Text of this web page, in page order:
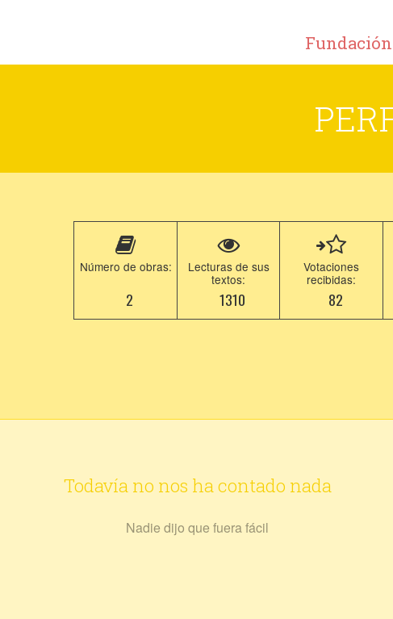
Número de obras:
2
Lecturas de sus
textos:
1310
Votaciones
recibidas:
82
Todavía no nos ha contado nada
Nadie dijo que fuera fácil